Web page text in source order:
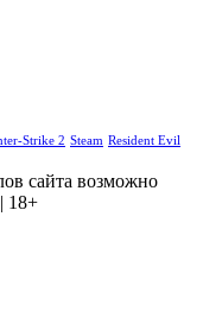
Strike 2 Steam Resident Evil
сайта возможно
18+